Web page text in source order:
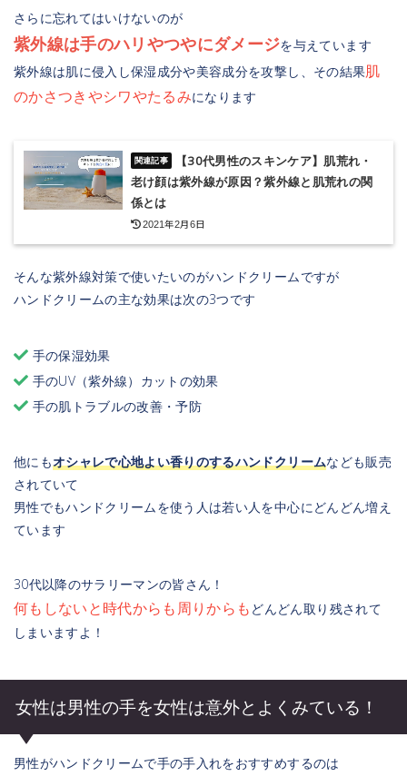
さらに忘れてはいけないのが
紫外線は手のハリやつやにダメージを与えています
紫外線は肌に侵入し保湿成分や美容成分を攻撃し、その結果肌
のかさつきやシワやたるみになります
【30代男性のスキンケア】肌荒れ・
老け顔は紫外線が原因？紫外線と肌荒れの関
係とは
2021年2月6日
そんな紫外線対策で使いたいのがハンドクリームですが
ハンドクリームの主な効果は次の3つです
手の保湿効果
手のUV（紫外線）カットの効果
手の肌トラブルの改善・予防
他にもオシャレで心地よい香りのするハンドクリームなども販売
されていて
男性でもハンドクリームを使う人は若い人を中心にどんどん増え
ています
30代以降のサラリーマンの皆さん！
何もしないと時代からも周りからも どんどん取り残されて
しまいますよ！
女性は男性の手を女性は意外とよくみている！
男性がハンドクリームで手の手入れをおすすめするのは